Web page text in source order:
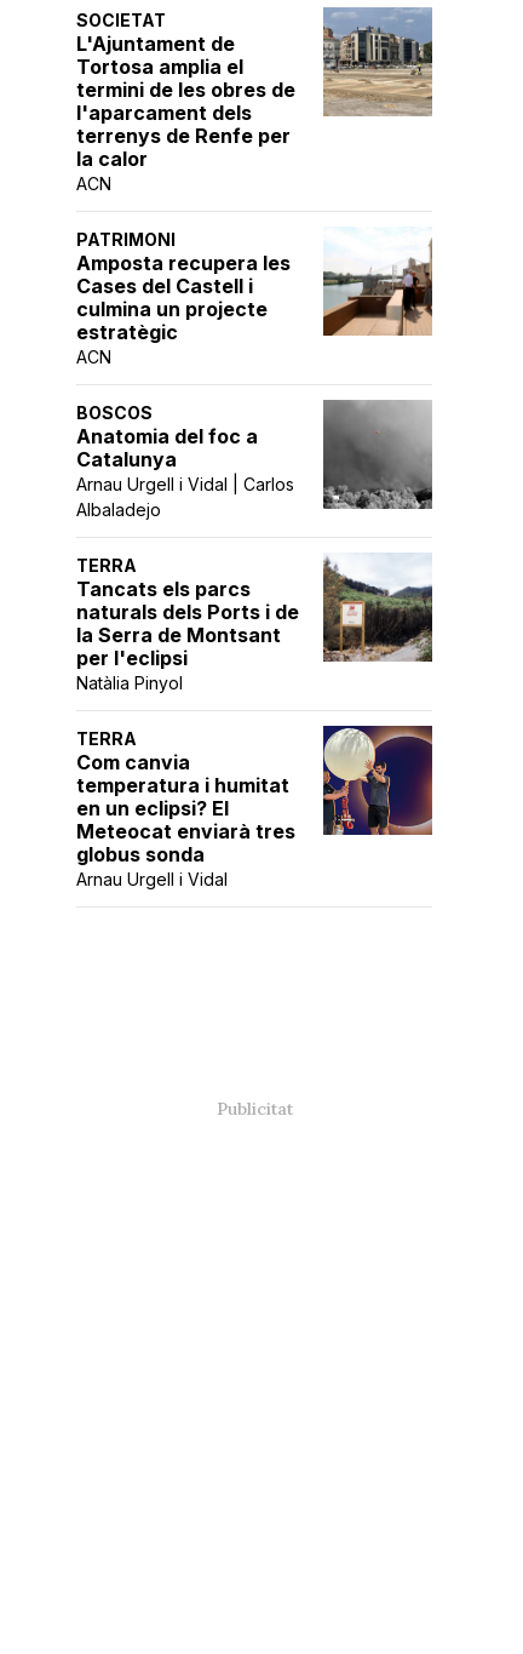
SOCIETAT
L'Ajuntament de
Tortosa amplia el
termini de les obres de
l'aparcament dels
terrenys de Renfe per
la calor
ACN
PATRIMONI
Amposta recupera les
Cases del Castell i
culmina un projecte
estratègic
ACN
BOSCOS
Anatomia del foc a
Catalunya
Arnau Urgell i Vidal | Carlos
Albaladejo
TERRA
Tancats els parcs
naturals dels Ports i de
la Serra de Montsant
per l'eclipsi
Natàlia Pinyol
TERRA
Com canvia
temperatura i humitat
en un eclipsi? El
Meteocat enviarà tres
globus sonda
Arnau Urgell i Vidal